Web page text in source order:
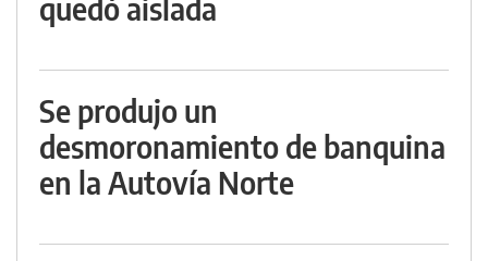
quedó aislada
Se produjo un
desmoronamiento de banquina
en la Autovía Norte